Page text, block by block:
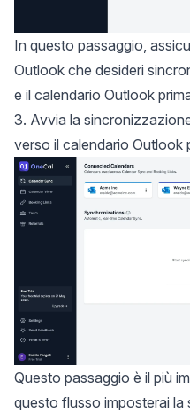
In questo passaggio,
Outlook che desideri
e il calendario Outlook
3. Avvia la
verso il calendario Outlook
Questo passaggio è il più
questo flusso imposterai